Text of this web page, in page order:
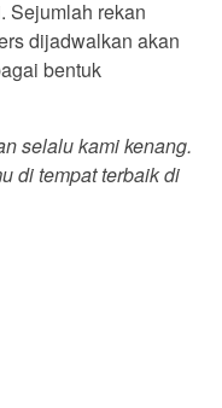
Sejumlah rekan
dijadwalkan akan
bentuk
selalu kami kenang.
di tempat terbaik di